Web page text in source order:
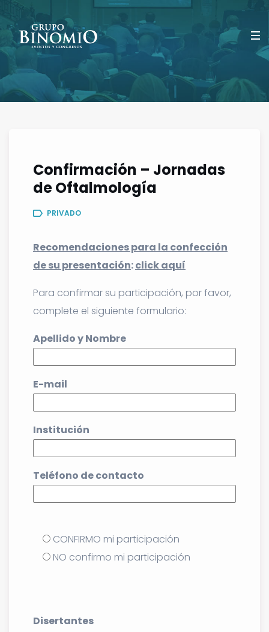
Confirmación – Jornadas
de Oftalmología
PRIVADO
Recomendaciones para la confección
de su presentación:click aquí
Para confirmar su participación, por favor,
complete el siguiente formulario:
Apellido y Nombre
E-mail
Institución
Teléfono de contacto
CONFIRMO mi participación
NO confirmo mi participación
Disertantes